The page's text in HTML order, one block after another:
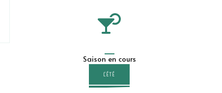
Saison en cours
L'ÉTÉ